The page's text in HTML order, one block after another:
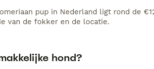
pup in Nederland ligt rond de
van de fokker en de locatie.
hond?